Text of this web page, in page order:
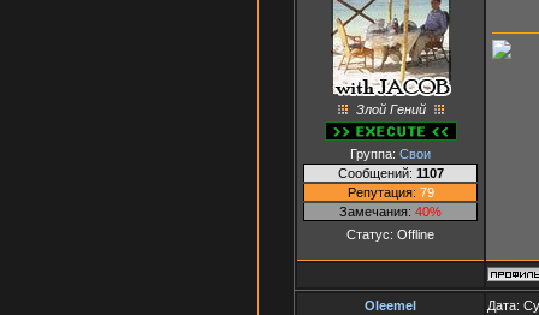
Злой Гений
Группа: Свои
Сообщений: 1107
Репутация: 79
Замечания: 40%
Статус: Offline
Oleemel Дата: